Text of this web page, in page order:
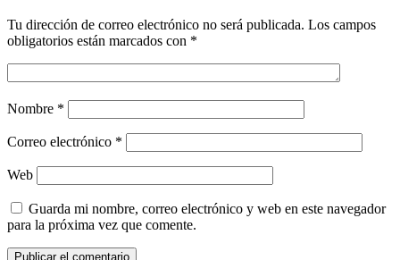
Tu dirección de correo electrónico no será publicada. Los campos
obligatorios están marcados con *
Nombre *
Correo electrónico *
Web
Guarda mi nombre, correo electrónico y web en este navegador
para la próxima vez que comente.